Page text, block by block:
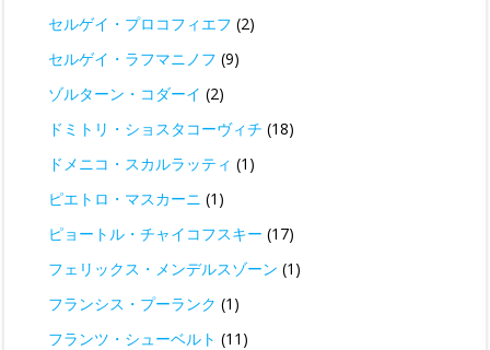
セルゲイ・プロコフィエフ (2)
セルゲイ・ラフマニノフ (9)
ゾルターン・コダーイ (2)
ドミトリ・ショスタコーヴィチ (18)
ドメニコ・スカルラッティ (1)
ピエトロ・マスカーニ (1)
ピョートル・チャイコフスキー (17)
フェリックス・メンデルスゾーン (1)
フランシス・プーランク (1)
フランツ・シューベルト (11)